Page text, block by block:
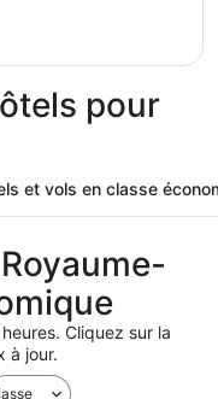
6
heures
pour
et vols en classe
Cliquez sur la
à jour.